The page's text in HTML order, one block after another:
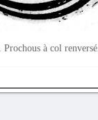
à col renversé.